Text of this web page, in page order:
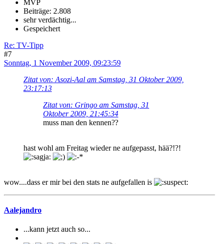
MVP
Beiträge: 2.808
sehr verdächtig...
Gespeichert
Re: TV-Tipp
#7
Sonntag, 1 November 2009, 09:23:59
Zitat von: Asozi-Aal am Samstag, 31 Oktober 2009,
23:17:13
Zitat von: Gringo am Samstag, 31
Oktober 2009, 21:45:34
muss man den kennen??
hast wohl am Freitag wieder ne aufgepasst, hää?!?!
wow....dass er mir bei den stats ne aufgefallen is
Aalejandro
...kann jetzt auch so...